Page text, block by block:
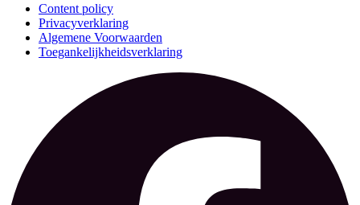
Content policy
Privacyverklaring
Algemene Voorwaarden
Toegankelijkheidsverklaring